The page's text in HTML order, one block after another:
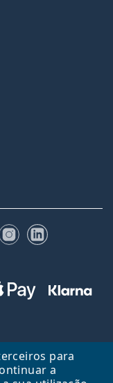
para
a
Instagram
LinkedIn